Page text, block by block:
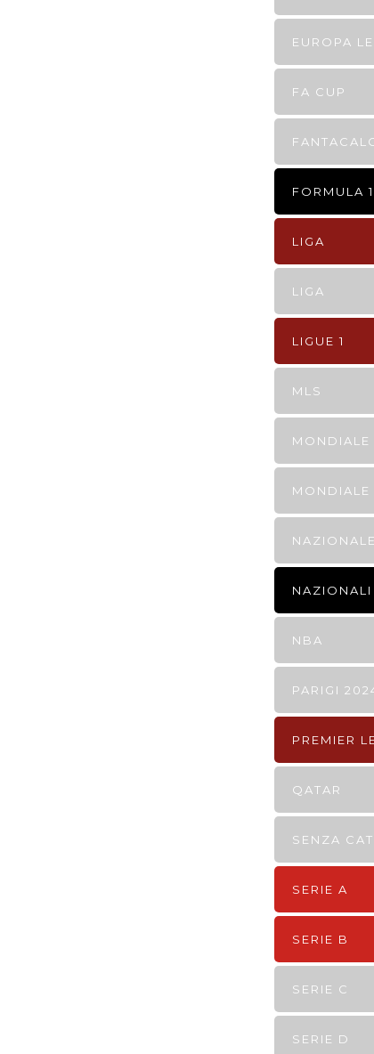
EUROPA
FA CUP
FORMULA 1
LIGA
LIGA
LIGUE 1
MLS
MONDIALE
MONDIALE
NAZIONALE
NAZIONALI
NBA
PARIGI
PREMIER
QATAR
SENZA
SERIE A
SERIE B
SERIE C
SERIE D